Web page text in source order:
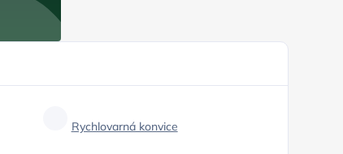
Rychlovarná konvice